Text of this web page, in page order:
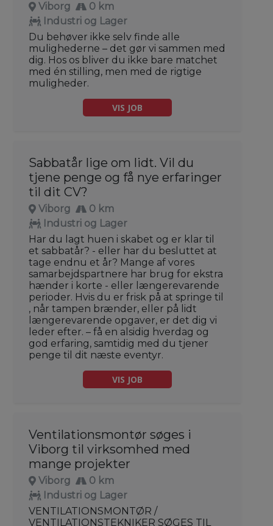
Viborg
0 km
Industri og Lager
Du behøver ikke selv finde alle
mulighederne – det gør vi sammen med
dig. Hos os bliver du ikke bare matchet
med én stilling, men med de rigtige
muligheder.
VIS JOB
Sabbatår lige om lidt. Vil du
tjene penge og få nye erfaringer
til dit CV?
Viborg
0 km
Industri og Lager
Har du lagt huen i skabet og er klar til
et sabbatår? - eller har du besluttet at
tage endnu et år? Mange af vores
samarbejdspartnere har brug for ekstra
hænder i korte - eller længerevarende
perioder. Hvis du er frisk på at springe til
, når tampen brænder, eller på lidt
længerevarende opgaver, er det dig vi
leder efter. – få en alsidig hverdag og
god erfaring, samtidig med du tjener
penge til dit næste eventyr.
VIS JOB
Ventilationsmontør søges i
Viborg til virksomhed med
mange projekter
Viborg
0 km
Industri og Lager
VENTILATIONSMONTØR /
VENTILATIONSTEKNIKER SØGES TIL